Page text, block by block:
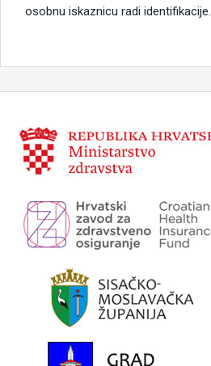
osobnu iskaznicu radi identifikacije.